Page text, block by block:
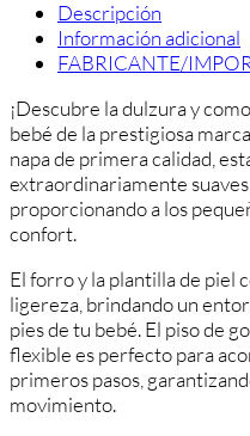
Descripción
Información adicional
FABRICANTE/
¡Descubre la dulzura y
bebé de la prestigiosa
napa de primera calidad,
extraordinariamente suaves
proporcionando a los
confort.
El forro y la plantilla de piel
ligereza, brindando un
pies de tu bebé. El piso de
flexible es perfecto para
primeros pasos,
movimiento.